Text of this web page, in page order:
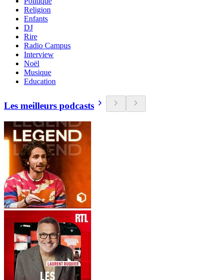
Religion
Enfants
DJ
Rire
Radio Campus
Interview
Noël
Musique
Education
Les meilleurs podcasts